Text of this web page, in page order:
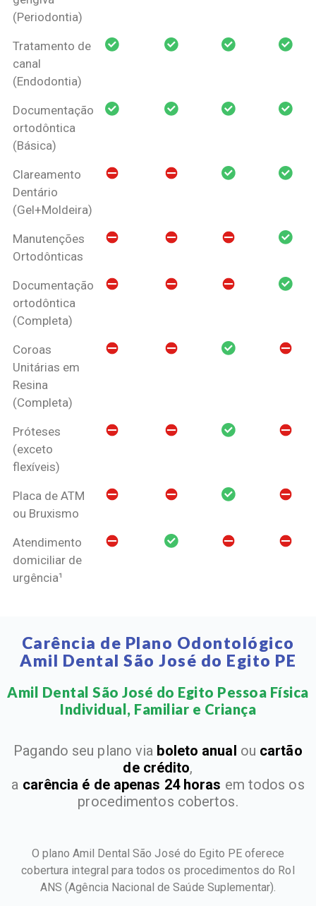
(Periodontia)
Tratamento de
canal
(Endodontia)
Documentação
ortodôntica
(Básica)
Clareamento
Dentário
(Gel+Moldeira)
Manutenções
Ortodônticas
Documentação
ortodôntica
(Completa)
Coroas
Unitárias em
Resina
(Completa)
Próteses
(exceto
flexíveis)
Placa de ATM
ou Bruxismo
Atendimento
domiciliar de
urgência¹
Carência de Plano Odontológico
Amil Dental São José do Egito PE
Amil Dental São José do Egito Pessoa Física
Individual, Familiar e Criança​
Pagando seu plano via boleto anual ou cartão
de crédito,
a carência é de apenas 24 horas em todos os
procedimentos cobertos.
O plano Amil Dental São José do Egito PE oferece
cobertura integral para todos os procedimentos do Rol
ANS(Agência Nacional de Saúde Suplementar).